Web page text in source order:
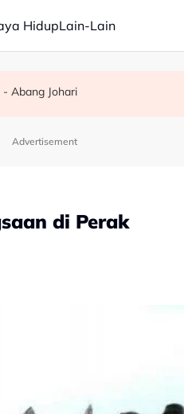
HidupLain-Lain
suami isteri
White House bernilai RM1.6 bilion
Abang Johari
Advertisement
di Perak